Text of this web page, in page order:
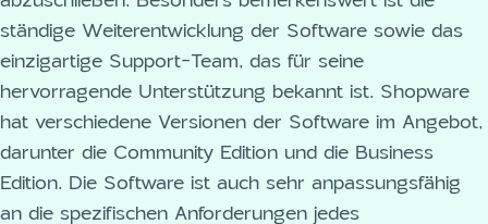
ständige Weiterentwicklung der Software sowie das
einzigartige Support-Team, das für seine
hervorragende Unterstützung bekannt ist. Shopware
hat verschiedene Versionen der Software im Angebot,
darunter die Community Edition und die Business
Edition. Die Software ist auch sehr anpassungsfähig
an die spezifischen Anforderungen jedes